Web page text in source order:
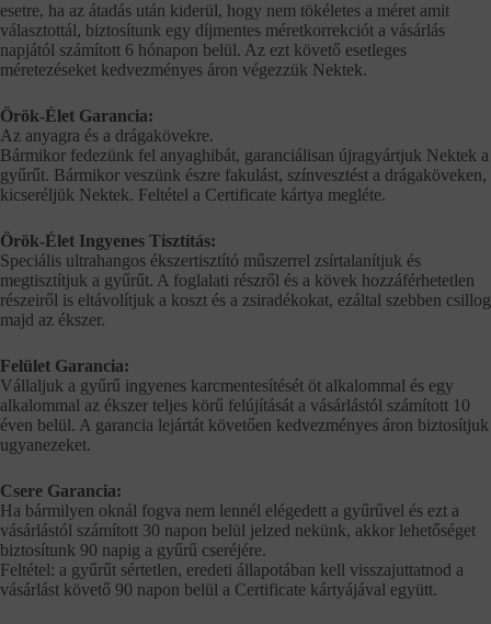
esetre, ha az átadás után kiderül, hogy nem tökéletes a méret amit
választottál, biztosítunk egy díjmentes méretkorrekciót a vásárlás
napjától számított 6 hónapon belül. Az ezt követő esetleges
méretezéseket kedvezményes áron végezzük Nektek.
Örök-Élet Garancia:
Az anyagra és a drágakövekre.
Bármikor fedezünk fel anyaghibát, garanciálisan újragyártjuk Nektek a
gyűrűt. Bármikor veszünk észre fakulást, színvesztést a drágaköveken,
kicseréljük Nektek. Feltétel a Certificate kártya megléte.
Örök-Élet Ingyenes Tisztítás:
Speciális ultrahangos ékszertisztító műszerrel zsírtalanítjuk és
megtisztítjuk a gyűrűt. A foglalati részről és a kövek hozzáférhetetlen
részeiről is eltávolítjuk a koszt és a zsiradékokat, ezáltal szebben csillog
majd az ékszer.
Felület Garancia:
Vállaljuk a gyűrű ingyenes karcmentesítését öt alkalommal és egy
alkalommal az ékszer teljes körű felújítását a vásárlástól számított 10
éven belül. A garancia lejártát követően kedvezményes áron biztosítjuk
ugyanezeket.
Csere Garancia:
Ha bármilyen oknál fogva nem lennél elégedett a gyűrűvel és ezt a
vásárlástól számított 30 napon belül jelzed nekünk, akkor lehetőséget
biztosítunk 90 napig a gyűrű cseréjére.
Feltétel: a gyűrűt sértetlen, eredeti állapotában kell visszajuttatnod a
vásárlást követő 90 napon belül a Certificate kártyájával együtt.